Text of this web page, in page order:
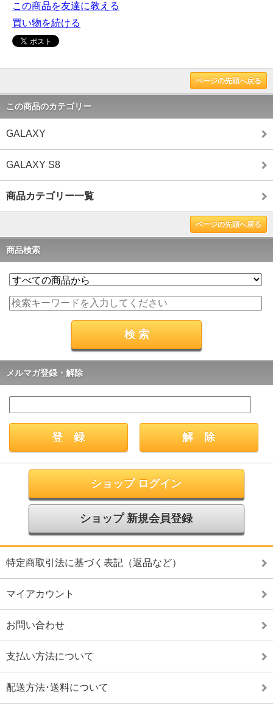
この商品を友達に教える
買い物を続ける
ページの先頭へ戻る
この商品のカテゴリー
GALAXY
GALAXY S8
商品カテゴリー一覧
ページの先頭へ戻る
商品検索
メルマガ登録・解除
ショップ ログイン
ショップ 新規会員登録
特定商取引法に基づく表記（返品など）
マイアカウント
お問い合わせ
支払い方法について
配送方法･送料について